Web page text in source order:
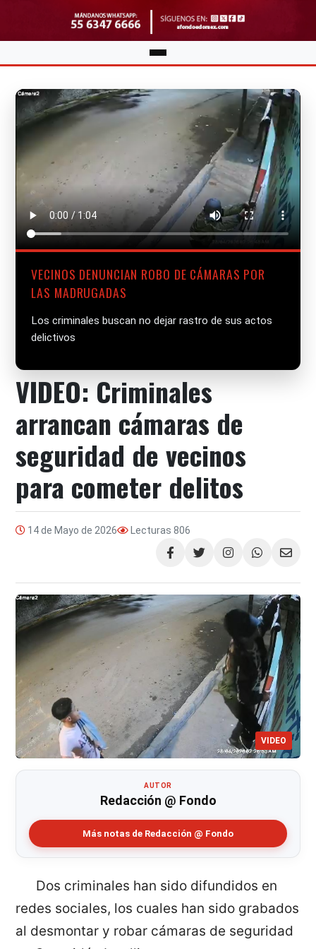
VECINOS DENUNCIAN ROBO DE CÁMARAS POR
LAS MADRUGADAS
Los criminales buscan no dejar rastro de sus actos
delictivos
VIDEO: Criminales
arrancan cámaras de
seguridad de vecinos
para cometer delitos
14 de Mayo de 2026 Lecturas 806
Compartir
VIDEO
AUTOR
Redacción @ Fondo
Más notas de Redacción @ Fondo
Dos criminales han sido difundidos en
redes sociales, los cuales han sido grabados
al desmontar y robar cámaras de seguridad